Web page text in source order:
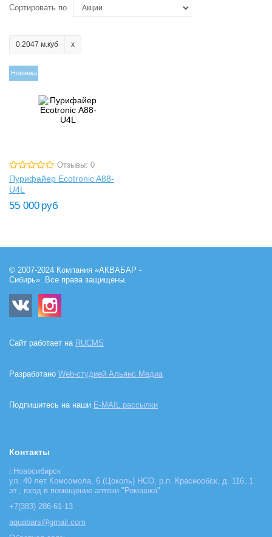
Сортировать по
0.2047 м.куб
Новинка
Отзывы: 0
Пурифайер Ecotronic A88-
U4L
55 000 руб
© 2007-2024 Компания «АКВАБАР -
Сибирь». Все права защищены.
Сайт работает на RUCMS
Разработано Web-студией Альянс Медиа
Подпишитесь на наши E-MAIL рассылки
Контакты
г.Новосибирск
ул. 40 лет Комсомола, 6 (Цоколь) НСО, р.п. Краснообск, д. 116, 1
эт., вход в помещение аптеки "Ромашка"
+7(383) 286-61-13
aquabars@gmail.com